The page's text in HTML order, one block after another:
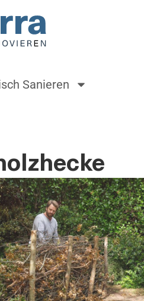
Sanieren